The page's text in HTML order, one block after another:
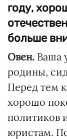
году,
больше
Овен. Ваша
родины,
Перед тем
хорошо
политиков
юристам.